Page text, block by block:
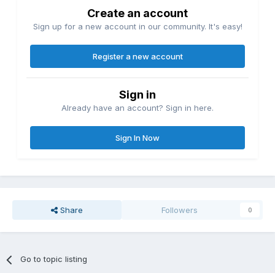
Create an account
Sign up for a new account in our community. It's easy!
Register a new account
Sign in
Already have an account? Sign in here.
Sign In Now
Share Followers 0
Go to topic listing